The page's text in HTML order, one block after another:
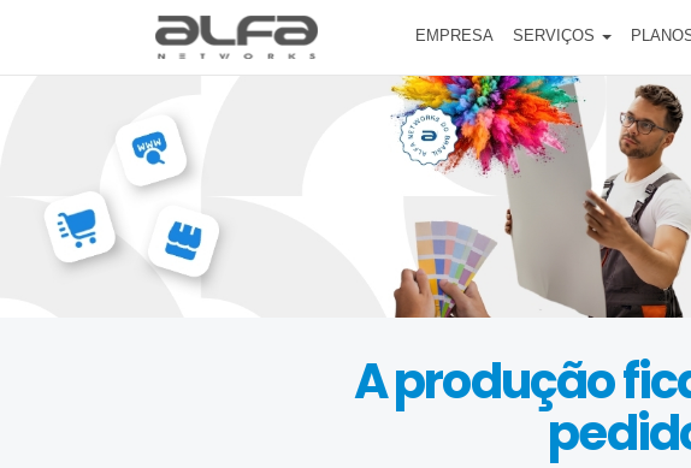
EMPRESA SERVIÇOS
A produção